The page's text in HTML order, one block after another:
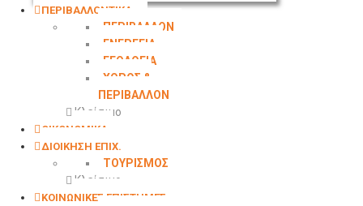
ΠΕΡΙΒΑΛΛΟΝΤΙΚΑ
ΠΕΡΙΒΑΛΛΟΝ
ΕΝΕΡΓΕΙΑ
ΓΕΩΛΟΓΙΑ
ΧΩΡΟΣ &
ΠΕΡΙΒΑΛΛΟΝ
Κλείσιμο
ΟΙΚΟΝΟΜΙΚΑ
ΔΙΟΙΚΗΣΗ ΕΠΙΧ.
ΤΟΥΡΙΣΜΟΣ
Κλείσιμο
ΚΟΙΝΩΝΙΚΕΣ ΕΠΙΣΤΗΜΕΣ